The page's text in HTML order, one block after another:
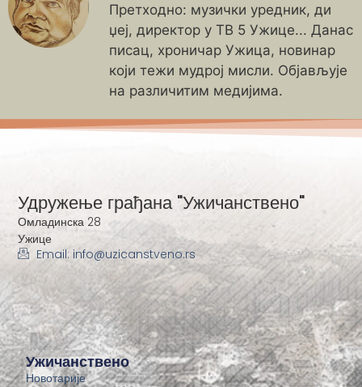
Претходно: музички уредник, ди
џеј, директор у ТВ 5 Ужице... Данас
писац, хроничар Ужица, новинар
који тежи мудрој мисли. Објављује
на различитим медијима.
Ужичанствено
Новотарије
Удружење грађана "Ужичанствено"
Омладинска 28
Ужице
Email: info@uzicanstveno.rs